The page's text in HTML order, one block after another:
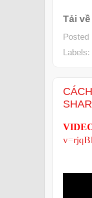
Tải về
Posted
Labels: